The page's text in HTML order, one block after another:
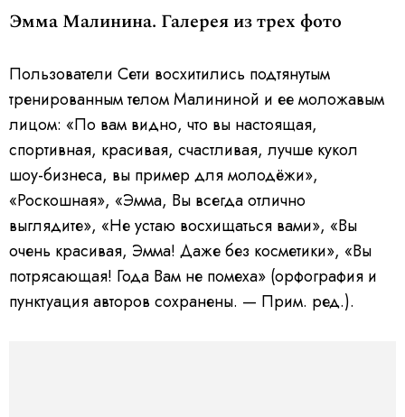
Эмма Малинина. Галерея из трех фото
Пользователи Сети восхитились подтянутым
тренированным телом Малининой и ее моложавым
лицом: «По вам видно, что вы настоящая,
спортивная, красивая, счастливая, лучше кукол
шоу-бизнеса, вы пример для молодёжи»,
«Роскошная», «Эмма, Вы всегда отлично
выглядите», «Не устаю восхищаться вами», «Вы
очень красивая, Эмма! Даже без косметики», «Вы
потрясающая! Года Вам не помеха» (орфография и
пунктуация авторов сохранены. — Прим. ред.).